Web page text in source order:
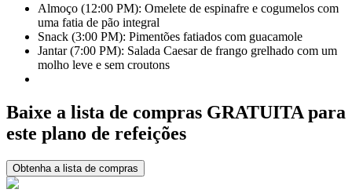
Almoço (12:00 PM): Omelete de espinafre e cogumelos com
uma fatia de pão integral
Snack (3:00 PM): Pimentões fatiados com guacamole
Jantar (7:00 PM): Salada Caesar de frango grelhado com um
molho leve e sem croutons
Baixe a lista de compras GRATUITA para
este plano de refeições
Obtenha a lista de compras